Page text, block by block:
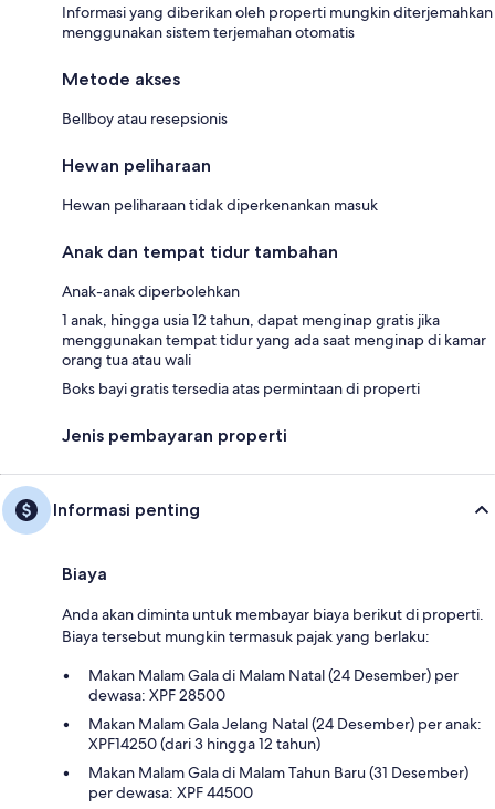
Informasi yang diberikan oleh properti mungkin diterjemahkan
menggunakan sistem terjemahan otomatis
Metode akses
Bellboy atau resepsionis
Hewan peliharaan
Hewan peliharaan tidak diperkenankan masuk
Anak dan tempat tidur tambahan
Anak-anak diperbolehkan
1 anak, hingga usia 12 tahun, dapat menginap gratis jika
menggunakan tempat tidur yang ada saat menginap di kamar
orang tua atau wali
Boks bayi gratis tersedia atas permintaan di properti
Jenis pembayaran properti
Informasi penting
Biaya
Anda akan diminta untuk membayar biaya berikut di properti.
Biaya tersebut mungkin termasuk pajak yang berlaku:
Makan Malam Gala di Malam Natal (24 Desember) per
dewasa: XPF 28500
Makan Malam Gala Jelang Natal (24 Desember) per anak:
XPF14250 (dari 3 hingga 12 tahun)
Makan Malam Gala di Malam Tahun Baru (31 Desember)
per dewasa: XPF 44500